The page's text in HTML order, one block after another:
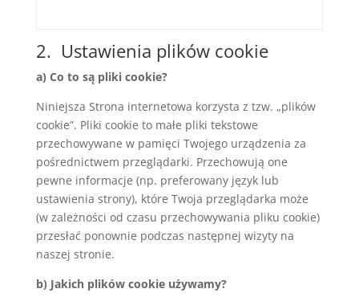
2. Ustawienia plików cookie
a) Co to są pliki cookie?
Niniejsza Strona internetowa korzysta z tzw. „plików
cookie”. Pliki cookie to małe pliki tekstowe
przechowywane w pamięci Twojego urządzenia za
pośrednictwem przeglądarki. Przechowują one
pewne informacje (np. preferowany język lub
ustawienia strony), które Twoja przeglądarka może
(w zależności od czasu przechowywania pliku cookie)
przesłać ponownie podczas następnej wizyty na
naszej stronie.
b) Jakich plików cookie używamy?